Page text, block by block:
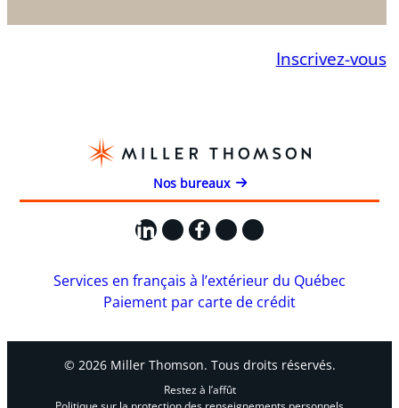
Inscrivez-vous
Nos bureaux
LinkedIn
X Facebook
Instagram
YouTube
Services en français à l’extérieur du Québec
Paiement par carte de crédit
© 2026 Miller Thomson. Tous droits réservés.
Restez à l’affût